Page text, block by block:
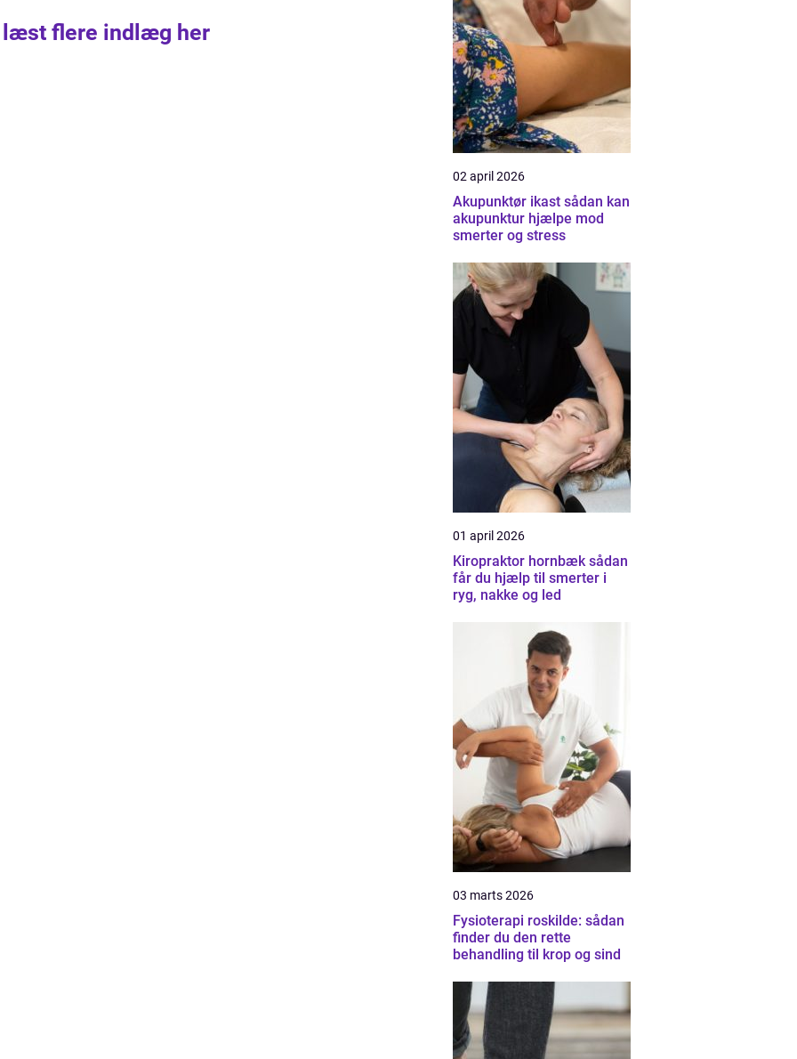
læst flere indlæg her
02 april 2026
Akupunktør ikast sådan kan
akupunktur hjælpe mod
smerter og stress
01 april 2026
Kiropraktor hornbæk sådan
får du hjælp til smerter i
ryg, nakke og led
03 marts 2026
Fysioterapi roskilde: sådan
finder du den rette
behandling til krop og sind